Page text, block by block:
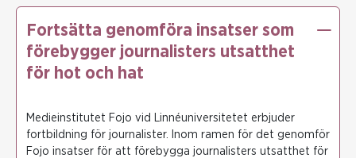
Fortsätta genomföra insatser som
förebygger journalisters utsatthet
för hot och hat
Medieinstitutet Fojo vid Linnéuniversitetet erbjuder
fortbildning för journalister. Inom ramen för det genomför
Fojo insatser för att förebygga journalisters utsatthet för